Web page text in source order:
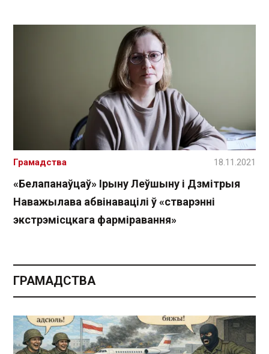
«Белапанаўцаў» Ірыну Леўшыну і Дзмітрыя
Наважылава абвінавацілі ў «стварэнні
экстрэмісцкага фарміравання»
Грамадства 18.11.2021
ГРАМАДСТВА